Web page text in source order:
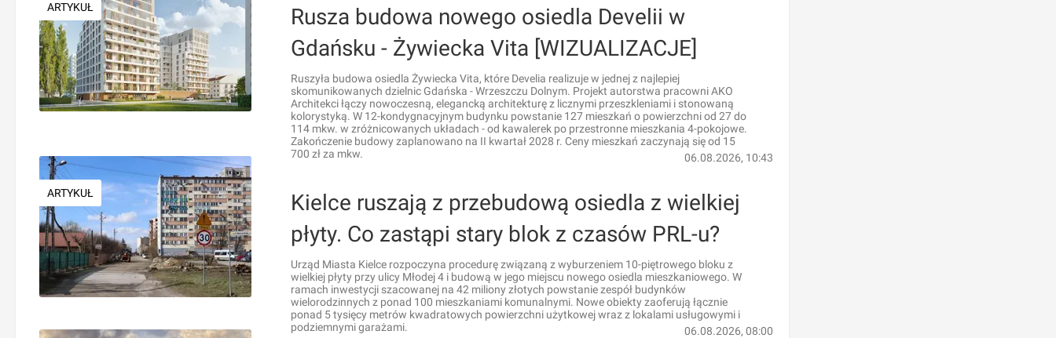
ARTYKUŁ
Rusza budowa nowego osiedla Develii w
Gdańsku - Żywiecka Vita [WIZUALIZACJE]
Ruszyła budowa osiedla Żywiecka Vita, które Develia realizuje w jednej z najlepiej
skomunikowanych dzielnic Gdańska - Wrzeszczu Dolnym. Projekt autorstwa pracowni AKO
Architekci łączy nowoczesną, elegancką architekturę z licznymi przeszkleniami i stonowaną
kolorystyką. W 12-kondygnacyjnym budynku powstanie 127 mieszkań o powierzchni od 27 do
114 mkw. w zróżnicowanych układach - od kawalerek po przestronne mieszkania 4-pokojowe.
Zakończenie budowy zaplanowano na II kwartał 2028 r. Ceny mieszkań zaczynają się od 15
700 zł za mkw.
06.08.2026, 10:43
ARTYKUŁ
Kielce ruszają z przebudową osiedla z wielkiej
płyty. Co zastąpi stary blok z czasów PRL-u?
Urząd Miasta Kielce rozpoczyna procedurę związaną z wyburzeniem 10-piętrowego bloku z
wielkiej płyty przy ulicy Młodej 4 i budową w jego miejscu nowego osiedla mieszkaniowego. W
ramach inwestycji szacowanej na 42 miliony złotych powstanie zespół budynków
wielorodzinnych z ponad 100 mieszkaniami komunalnymi. Nowe obiekty zaoferują łącznie
ponad 5 tysięcy metrów kwadratowych powierzchni użytkowej wraz z lokalami usługowymi i
podziemnymi garażami.
06.08.2026, 08:00